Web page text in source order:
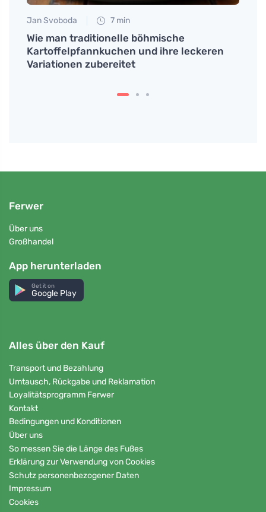
Jan Svoboda 7 min
Wie man traditionelle böhmische
Kartoffelpfannkuchen und ihre leckeren
Variationen zubereitet
Ferwer
Über uns
Großhandel
App herunterladen
Get it on
Google Play
Alles über den Kauf
Transport und Bezahlung
Umtausch, Rückgabe und Reklamation
Loyalitätsprogramm Ferwer
Kontakt
Bedingungen und Konditionen
Über uns
So messen Sie die Länge des Fußes
Erklärung zur Verwendung von Cookies
Schutz personenbezogener Daten
Impressum
Cookies